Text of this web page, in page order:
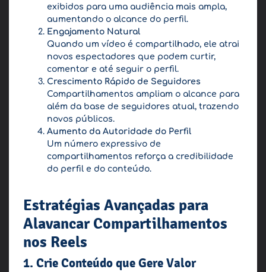
exibidos para uma audiência mais ampla,
aumentando o alcance do perfil.
Engajamento Natural
Quando um vídeo é compartilhado, ele atrai
novos espectadores que podem curtir,
comentar e até seguir o perfil.
Crescimento Rápido de Seguidores
Compartilhamentos ampliam o alcance para
além da base de seguidores atual, trazendo
novos públicos.
Aumento da Autoridade do Perfil
Um número expressivo de
compartilhamentos reforça a credibilidade
do perfil e do conteúdo.
Estratégias Avançadas para
Alavancar Compartilhamentos
nos Reels
1. Crie Conteúdo que Gere Valor